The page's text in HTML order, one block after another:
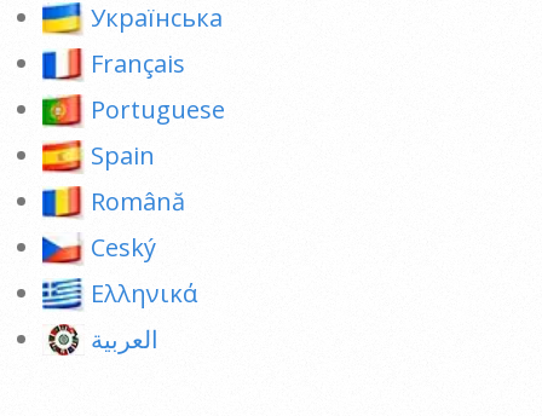
Українська
Français
Portuguese
Spain
Română
Ceský
Ελληνικά
العربية